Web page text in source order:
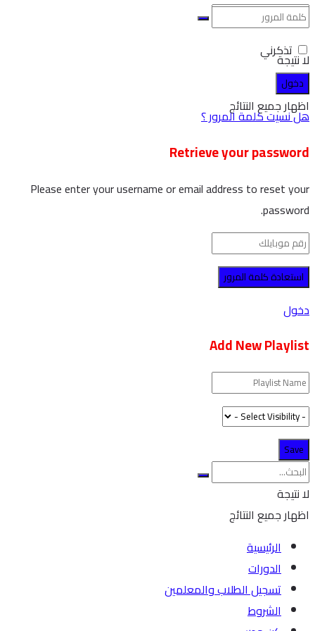
لا نتيجة
اظهار جميع النتائج
تذكرني
هل نسيت كلمة المرور ؟
Retrieve your password
Please enter your username or email address to reset your
password.
دخول
Add New Playlist
لا نتيجة
اظهار جميع النتائج
الرئيسية
الدورات
تسجيل الطلاب والمعلمين
الشروط